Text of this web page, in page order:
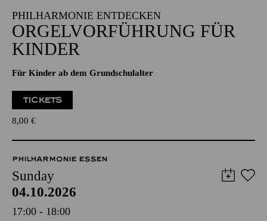
PHILHARMONIE ENTDECKEN
ORGELVORFÜHRUNG FÜR
KINDER
Für Kinder ab dem Grundschulalter
TICKETS
8,00 €
PHILHARMONIE ESSEN
Sunday
04.10.2026
17:00 - 18:00